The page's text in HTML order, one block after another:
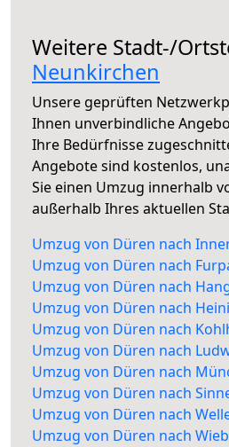
Weitere Stadt-/
Neunkirchen
Unsere geprüften
Ihnen unverbindliche
Ihre Bedürfnisse
Angebote sind kostenlos,
Sie einen Umzug innerhalb
außerhalb Ihres aktuellen
Umzug von Düren nach
Umzug von Düren nach
Umzug von Düren nach
Umzug von Düren nach
Umzug von Düren nach
Umzug von Düren nach
Umzug von Düren nach
Umzug von Düren nach
Umzug von Düren nach
Umzug von Düren nach